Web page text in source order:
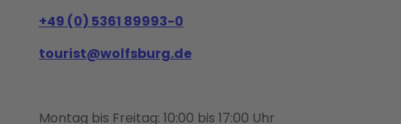
+49 (0) 5361 89993-0
tourist@wolfsburg.de
Montag bis Freitag: 10:00 bis 17:00 Uhr